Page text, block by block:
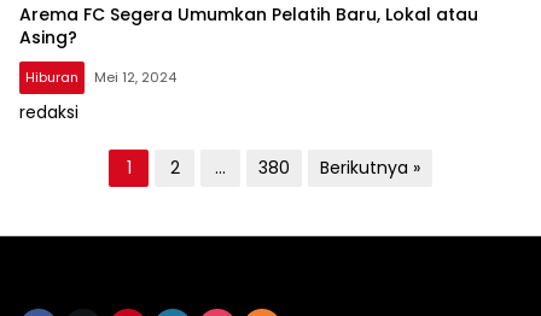
Arema FC Segera Umumkan Pelatih Baru, Lokal atau
Asing?
Hiburan Mei 12, 2024
redaksi
g
1 2 … 380 Berikutnya »